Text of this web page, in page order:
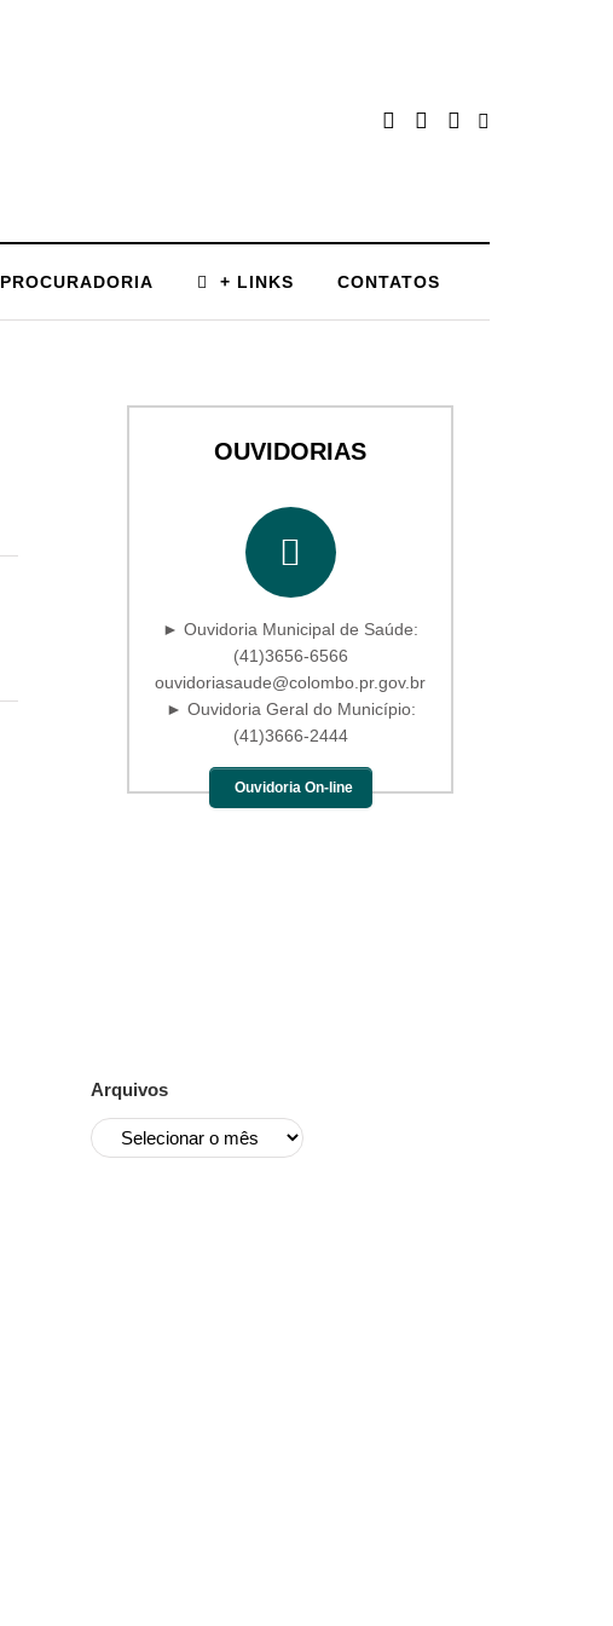
PROCURADORIA + LINKS CONTATOS
OUVIDORIAS
► Ouvidoria Municipal de Saúde:
(41)3656-6566
ouvidoriasaude@colombo.pr.gov.br
► Ouvidoria Geral do Município:
(41)3666-2444
Ouvidoria On-line
Arquivos